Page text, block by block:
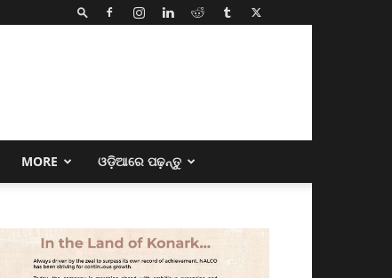
MORE ଓଡ଼ିଆରେ ପଢ଼ନ୍ତୁ